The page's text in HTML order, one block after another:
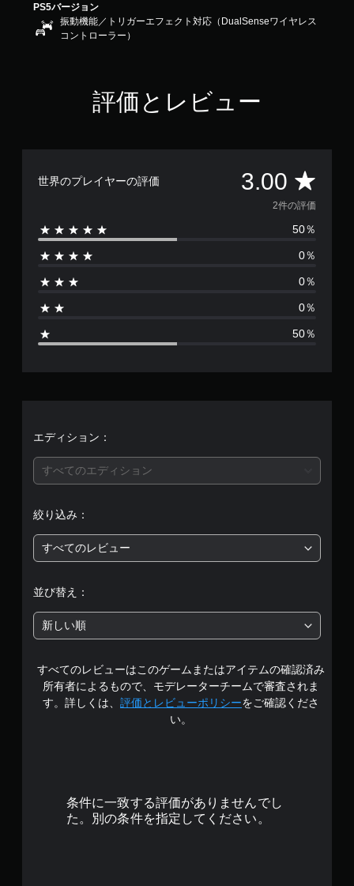
PS5バージョン
振動機能／トリガーエフェクト対応（DualSenseワイヤレス
コントローラー）
評価とレビュー
世界のプレイヤーの評価 3.00 評
価
数
は
、
段
階
の
3
で
す
2件の評価
50％
0％
0％
0％
50％
エディション：
すべてのエディション
絞り込み：
すべてのレビュー
並び替え：
新しい順
すべてのレビューはこのゲームまたはアイテムの確認済み
所有者によるもので、モデレーターチームで審査されま
す。詳しくは、 評価とレビューポリシーをご確認くださ
い。
条件に一致する評価がありませんでし
た。別の条件を指定してください。